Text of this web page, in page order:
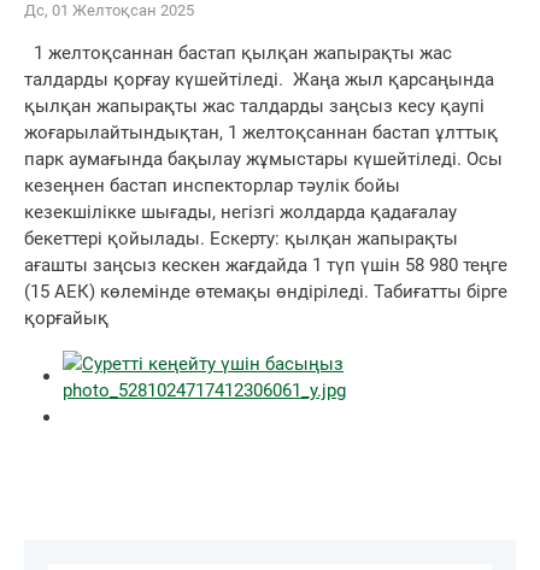
Дс, 01 Желтоқсан 2025
1 желтоқсаннан бастап қылқан жапырақты жас
талдарды қорғау күшейтіледі. Жаңа жыл қарсаңында
қылқан жапырақты жас талдарды заңсыз кесу қаупі
жоғарылайтындықтан, 1 желтоқсаннан бастап ұлттық
парк аумағында бақылау жұмыстары күшейтіледі. Осы
кезеңнен бастап инспекторлар тәулік бойы
кезекшілікке шығады, негізгі жолдарда қадағалау
бекеттері қойылады. Ескерту: қылқан жапырақты
ағашты заңсыз кескен жағдайда 1 түп үшін 58 980 теңге
(15 АЕК) көлемінде өтемақы өндіріледі. Табиғатты бірге
қорғайық